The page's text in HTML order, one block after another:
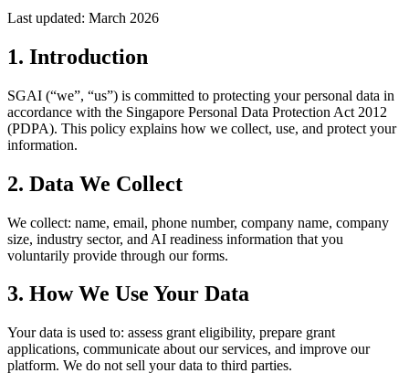
Last updated: March 2026
1. Introduction
SGAI (“we”, “us”) is committed to protecting your personal data in
accordance with the Singapore Personal Data Protection Act 2012
(PDPA). This policy explains how we collect, use, and protect your
information.
2. Data We Collect
We collect: name, email, phone number, company name, company
size, industry sector, and AI readiness information that you
voluntarily provide through our forms.
3. How We Use Your Data
Your data is used to: assess grant eligibility, prepare grant
applications, communicate about our services, and improve our
platform. We do not sell your data to third parties.